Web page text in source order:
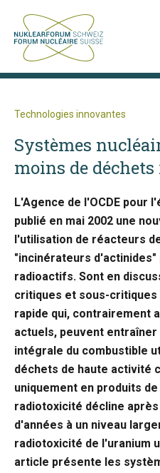
Technologies innovantes
Systèmes
moins de
L'Agence de l'OCDE pour
publié en mai 2002 une
l'utilisation de réacteurs
"incinérateurs
radioactifs. Sont en
critiques et sous-
rapide qui, contrairement
actuels, peuvent
intégrale du combustible
déchets de haute activité
uniquement en produits
radiotoxicité décline
d'années à un niveau
radiotoxicité de l'uranium
article présente les